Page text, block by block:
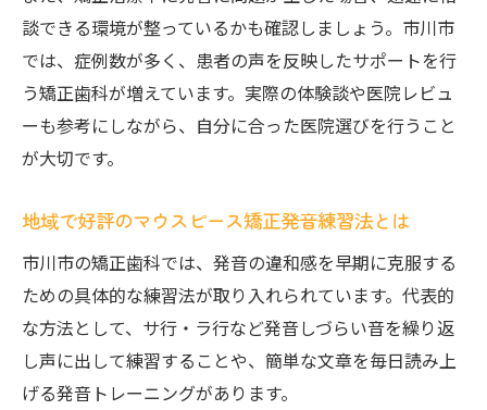
談できる環境が整っているかも確認しましょう。市川市
では、症例数が多く、患者の声を反映したサポートを行
う矯正歯科が増えています。実際の体験談や医院レビュ
ーも参考にしながら、自分に合った医院選びを行うこと
が大切です。
地域で好評のマウスピース矯正発音練習法とは
市川市の矯正歯科では、発音の違和感を早期に克服する
ための具体的な練習法が取り入れられています。代表的
な方法として、サ行・ラ行など発音しづらい音を繰り返
し声に出して練習することや、簡単な文章を毎日読み上
げる発音トレーニングがあります。